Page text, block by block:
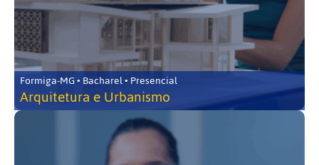
Formiga-MG • Bacharel • Presencial
Arquitetura e Urbanismo